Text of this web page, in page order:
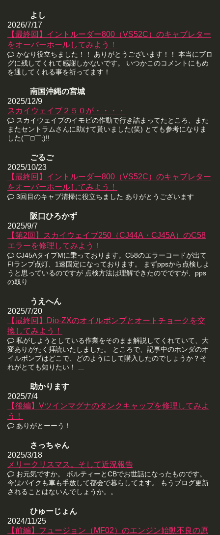
よし
2026/7/17
【最終回】イントルーダー800（VS52C）のキャブレター
をオーバーホールしてみよう！
かなり役立ちました！！ ありがとうございます！！ 本当にブロ
グに残してくれて感謝しかないです。 いつかこのコメントにもめ
を通してくれる事を祈ってます！
南国沖縄の宮城
2025/12/9
スカイウェイブ２５０が・・・・
スカイウェイブのイモビの作動で行き詰まってたところ、また
またセントラムさんに助けて貰いました(笑) とても参考になりま
した(￣□￣;)!!
ごるご
2025/10/23
【最終回】イントルーダー800（VS52C）のキャブレター
をオーバーホールしてみよう！
3回目のキャブ清掃に役立ちました ありがとうございます
阪口ひろかず
2025/9/7
【第2回】スカイウェイブ250（CJ44A・CJ45A）のC58
エラーを修理してみよう！
CJ45AタイプMに乗っております。C58のエラーコードが出て
FIランプ点灯、1速固定になっております。 まずppsから点検しよ
うと思っているのですが 点検方法は理解できたのでですが、pps
の取り...
うえへん
2025/7/20
【最終回】Dio-ZXのオイルポンプとオートチョークを交
換してみよう！
私がしようとしている作業をそのまま解説してくれていて、大
変ありがたく拝読いたしました。 ところで、記事中のホンダのオ
イルポンプはどこで、どのようにして購入したのでしょうか？そ
れがとても知りたい！ ...
助かります
2025/7/4
【後編】Vツインマグナのタンクキャップを修理してみよ
う！
ありがとーーう！
さっちゃん
2025/3/18
メリークリスマス。そして近況報告
お元気ですか。 ボルティーとCBでお世話になったものです。
今はバイクも車も手放して都会で暮らしてます。 もうブログ更新
されることはないんでしょうか。。
ひゅーじょん
2024/11/25
【前編】フュージョン（MF02）のエンジン始動不良の原